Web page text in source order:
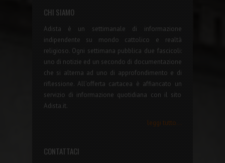
CHI SIAMO
Adista è un settimanale di informazione
indipendente su mondo cattolico e realtà
religioso. Ogni settimana pubblica due fascicoli:
uno di notizie ed un secondo di documentazione
che si alterna ad uno di approfondimento e di
riflessione. All'offerta cartacea è affiancato un
servizio di informazione quotidiana con il sito
Adista.it.
leggi tutto...
CONTATTACI